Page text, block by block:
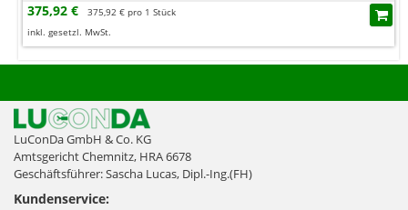
375,92 €
375,92 € pro 1 Stück
inkl. gesetzl. MwSt.
LuConDa GmbH & Co. KG
Amtsgericht Chemnitz, HRA 6678
Geschäftsführer: Sascha Lucas, Dipl.-Ing.(FH)
Kundenservice: